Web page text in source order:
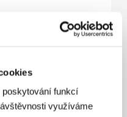
poskytování funkcí
využíváme